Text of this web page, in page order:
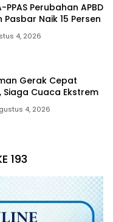
Perubahan APBD
Naik 15 Persen
4, 2026
Gerak Cepat
Cuaca Ekstrem
4, 2026
193